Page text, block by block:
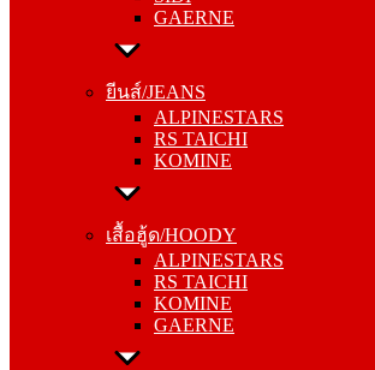
GAERNE
ยีนส์/JEANS
ALPINESTARS
RS TAICHI
KOMINE
เสื้อฮู้ด/HOODY
ALPINESTARS
RS TAICHI
KOMINE
GAERNE
ยีนส์/JEANS
RS TAICHI
KOMINE
เสื้อฮู้ด/HOODY
RS TAICHI
KOMINE
GAERNE
หมวกแก๊ป/CAP